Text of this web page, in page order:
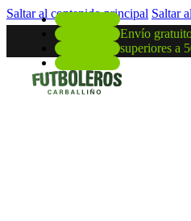
Saltar al contenido principal Saltar
Envío
superiores a